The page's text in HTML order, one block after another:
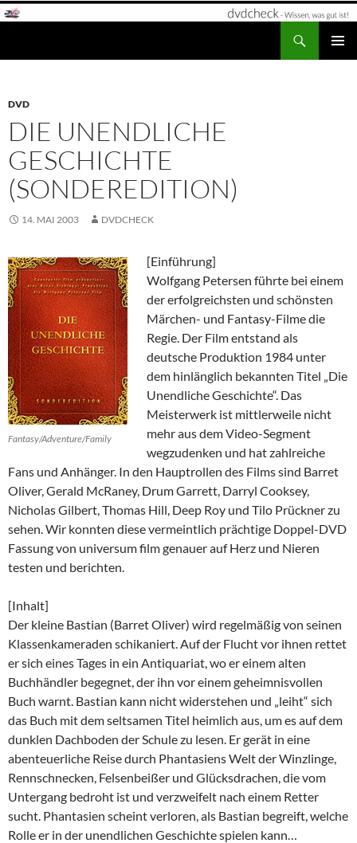
Zum
DVD
DIE UNENDLICHE
GESCHICHTE
(SONDEREDITION)
14. MAI 2003 DVDCHECK
Fantasy/Adventure/Family
[Einführung]
Wolfgang Petersen führte bei einem
der erfolgreichsten und schönsten
Märchen- und Fantasy-Filme die
Regie. Der Film entstand als
deutsche Produktion 1984 unter
dem hinlänglich bekannten Titel „Die
Unendliche Geschichte“. Das
Meisterwerk ist mittlerweile nicht
mehr aus dem Video-Segment
wegzudenken und hat zahlreiche
Fans und Anhänger. In den Hauptrollen des Films sind Barret
Oliver, Gerald McRaney, Drum Garrett, Darryl Cooksey,
Nicholas Gilbert, Thomas Hill, Deep Roy und Tilo Prückner zu
sehen. Wir konnten diese vermeintlich prächtige Doppel-DVD
Fassung von universum film genauer auf Herz und Nieren
testen und berichten.
[Inhalt]
Der kleine Bastian (Barret Oliver) wird regelmäßig von seinen
Klassenkameraden schikaniert. Auf der Flucht vor ihnen rettet
er sich eines Tages in ein Antiquariat, wo er einem alten
Buchhändler begegnet, der ihn vor einem geheimnisvollen
Buch warnt. Bastian kann nicht widerstehen und „leiht“ sich
das Buch mit dem seltsamen Titel heimlich aus, um es auf dem
dunklen Dachboden der Schule zu lesen. Er gerät in eine
abenteuerliche Reise durch Phantasiens Welt der Winzlinge,
Rennschnecken, Felsenbeißer und Glücksdrachen, die vom
Untergang bedroht ist und verzweifelt nach einem Retter
sucht. Phantasien scheint verloren, als Bastian begreift, welche
Rolle er in der unendlichen Geschichte spielen kann…